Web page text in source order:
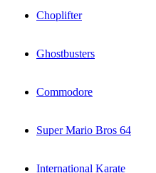
Choplifter
Ghostbusters
Commodore
Super Mario Bros 64
International Karate